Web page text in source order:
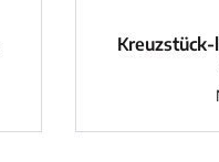
Kreuzstück-